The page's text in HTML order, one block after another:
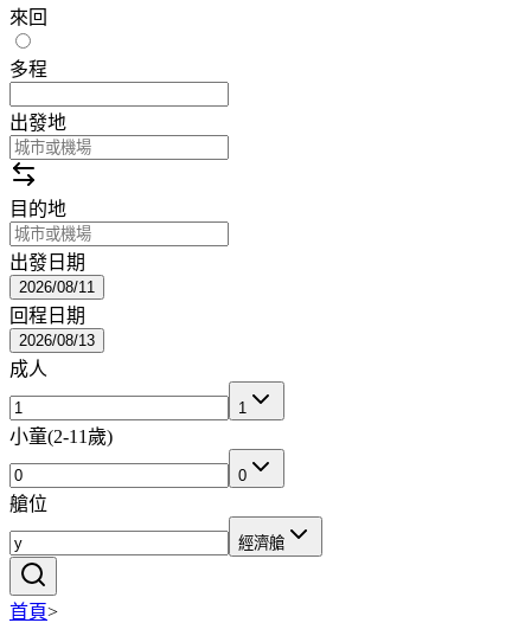
來回
多程
出發地
目的地
出發日期
2026/08/11
回程日期
2026/08/13
成人
1
小童(2-11歲)
0
艙位
經濟艙
首頁>